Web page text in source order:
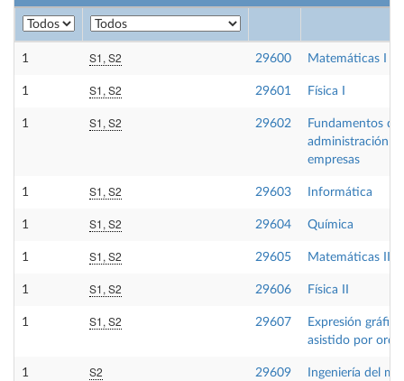
1 S1, S2 29600 Matemáticas I
1 S1, S2 29601 Física I
1 S1, S2 29602
Fundamentos de
administración
empresas
1 S1, S2 29603 Informática
1 S1, S2 29604 Química
1 S1, S2 29605 Matemáticas II
1 S1, S2 29606 Física II
1 S1, S2 29607
Expresión
asistido por
1 S2 29609
Ingeniería del